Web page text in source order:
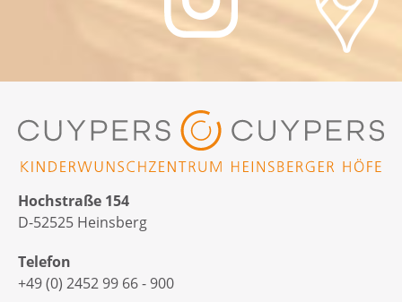
Hochstraße 154
D-52525 Heinsberg
Telefon
+49 (0) 2452 99 66 - 900